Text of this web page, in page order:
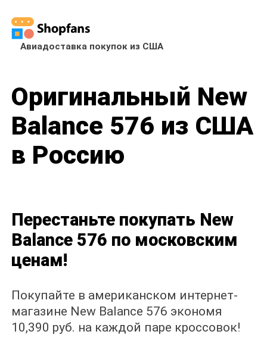
Авиадоставка покупок из США
Оригинальный New
Balance 576 из США
в Россию
Перестаньте покупать New
Balance 576 по московским
ценам!
Покупайте в американском интернет-
магазине New Balance 576 экономя
10,390 руб. на каждой паре кроссовок!